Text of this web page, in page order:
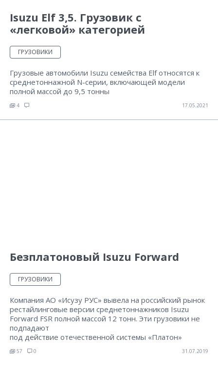
Isuzu Elf 3,5. Грузовик с
«легковой» категорией
ГРУЗОВИКИ
Грузовые автомобили Isuzu семейства Elf относятся к
среднетоннажной N-серии, включающей модели
полной массой до 9,5 тонны
4 17.05.2021
Безплатоновый Isuzu Forward
ГРУЗОВИКИ
Компания АО «Исузу РУС» вывела на российский рынок
рестайлинговые версии среднетоннажников Isuzu
Forward FSR полной массой 12 тонн. Эти грузовики не
подпадают
под действие отечественной системы «Платон»
57 0 31.07.2019